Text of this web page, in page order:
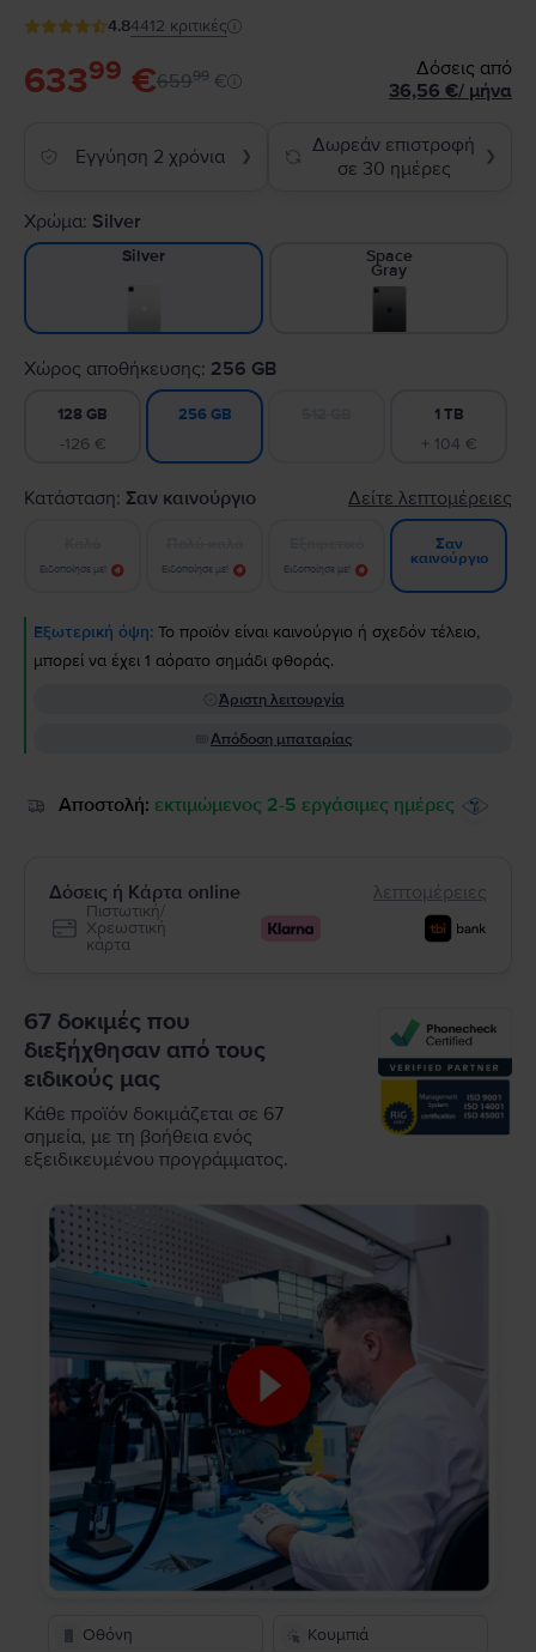
4.84412 κριτικές
63399 €65999 €
Δόσεις από
36,56 €/ μήνα
Εγγύηση 2 χρόνια ❯
Δωρεάν επιστροφή
σε 30 ημέρες
❯
Χρώμα: Silver
Silver Space
Gray
Χώρος αποθήκευσης: 256 GB
128 GB
-126 €
256 GB 1 TB
+ 104 €
Κατάσταση: Σαν καινούργιο Δείτε λεπτομέρειες
Ειδοποίησε με! Ειδοποίησε με! Ειδοποίησε με!
Σαν
καινούργιο
Εξωτερική όψη: Το προϊόν είναι καινούργιο ή σχεδόν τέλειο,
μπορεί να έχει 1 αόρατο σημάδι φθοράς.
Άριστη λειτουργία
Απόδοση μπαταρίας
Αποστολή: εκτιμώμενος 2-5 εργάσιμες ημέρες
Δόσεις ή Κάρτα online λεπτομέρειες
Πιστωτική/
Χρεωστική
κάρτα
67 δοκιμές που
διεξήχθησαν από τους
ειδικούς μας
Κάθε προϊόν δοκιμάζεται σε 67
σημεία, με τη βοήθεια ενός
εξειδικευμένου προγράμματος.
Οθόνη Κουμπιά